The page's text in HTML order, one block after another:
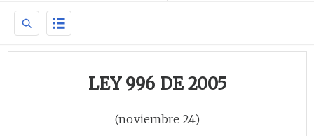
LEY 996 DE 2005
(noviembre 24)